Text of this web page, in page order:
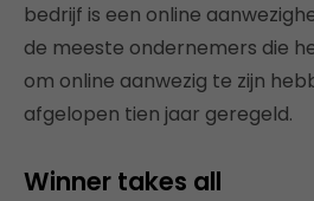
bedrijf is een online
de meeste ondernemers die
om online aanwezig te zijn
afgelopen tien jaar geregeld.
Winner takes all